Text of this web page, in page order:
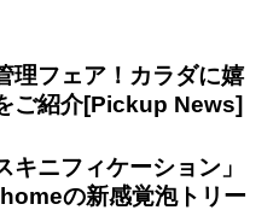
理フェア！カラダに嬉
ご紹介
ニフィケーション」
の新感覚泡トリー